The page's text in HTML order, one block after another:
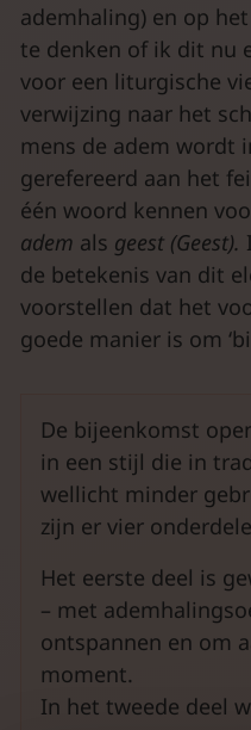
ademhaling) en op
te denken of ik dit nu
voor een liturgische
verwijzing naar het
mens de adem wordt
gerefereerd aan het
één woord kennen
adem als geest (Geest).
de betekenis van dit
voorstellen dat het
goede manier is om
De bijeenkomst
in een stijl die in
wellicht minder
zijn er vier
Het eerste deel is
– met
ontspannen en om
moment.
In het tweede deel